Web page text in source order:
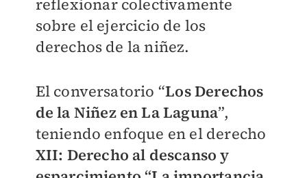
sobre el ejercicio de los
derechos de la niñez.
El conversatorio “Los Derechos
de la Niñez en La Laguna”,
teniendo enfoque en el derecho
XII: Derecho al descanso y